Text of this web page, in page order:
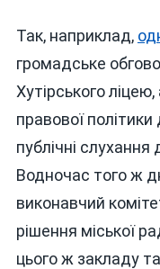
Так, наприклад,
громадське
Хутірського
правової
публічні слухання
Водночас того ж
виконавчий
рішення міської
цього ж закладу